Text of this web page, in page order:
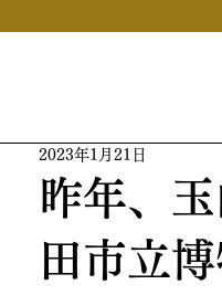
昨年、
田市立
2023年1月21日